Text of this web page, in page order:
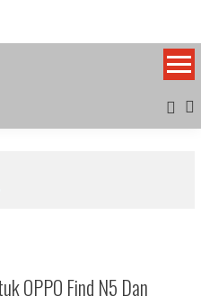
OPPO Find N5 Dan